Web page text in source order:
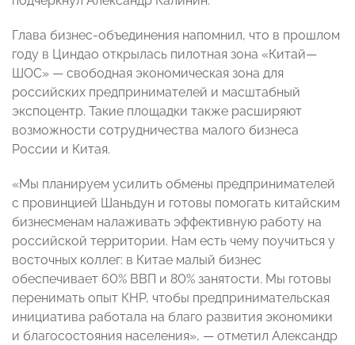
Глава бизнес-объединения напомнил, что в прошлом
году в Циндао открылась пилотная зона «Китай—
ШОС» — свободная экономическая зона для
российских предпринимателей и масштабный
экспоцентр. Такие площадки также расширяют
возможности сотрудничества малого бизнеса
России и Китая.
«Мы планируем усилить обмены предпринимателей
с провинцией Шаньдун и готовы помогать китайским
бизнесменам налаживать эффективную работу на
российской территории. Нам есть чему поучиться у
восточных коллег: в Китае малый бизнес
обеспечивает 60% ВВП и 80% занятости. Мы готовы
перенимать опыт КНР, чтобы предпринимательская
инициатива работала на благо развития экономики
и благосостояния населения», — отметил Александр